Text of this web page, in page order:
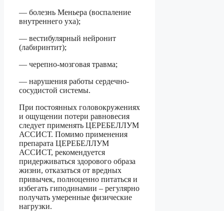
— болезнь Меньера (воспаление
внутреннего уха);
— вестибулярный нейронит
(лабиринтит);
— черепно-мозговая травма;
— нарушения работы сердечно-
сосудистой системы.
При постоянных головокружениях
и ощущении потери равновесия
следует применять ЦЕРЕБЕЛЛУМ
АССИСТ. Помимо применения
препарата ЦЕРЕБЕЛЛУМ
АССИСТ, рекомендуется
придерживаться здорового образа
жизни, отказаться от вредных
привычек, полноценно питаться и
избегать гиподинамии – регулярно
получать умеренные физические
нагрузки.